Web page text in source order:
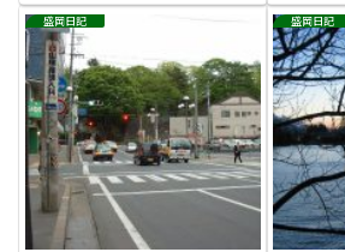
盛岡日記 盛岡日記